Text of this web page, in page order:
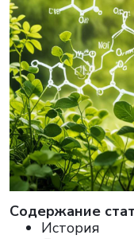
Cодержание
История